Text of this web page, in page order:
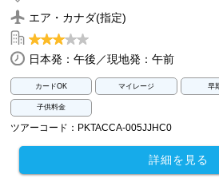
エア・カナダ(指定)
日本発：午後／現地発：午前
カードOK マイレージ 早
子供料金
ツアーコード：PKTACCA-005JJHC0
詳細を見る